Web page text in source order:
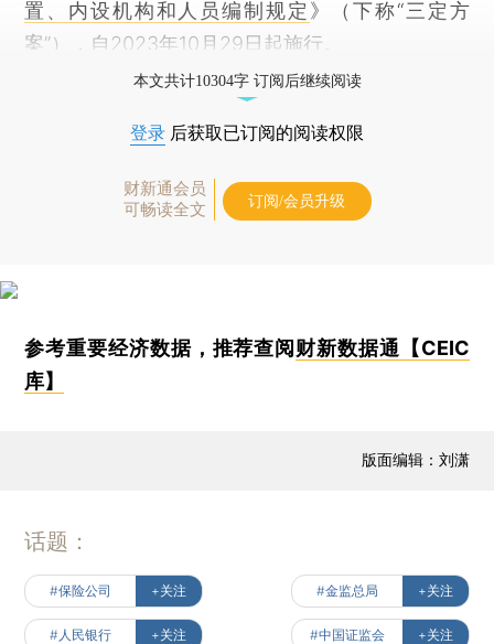
置、内设机构和人员编制规定 》（下称“三定方
案”），自2023年10月29日起施行。
本文共计10304字 订阅后继续阅读
登录 后获取已订阅的阅读权限
财新通会员
可畅读全文
订阅/会员升级
参考重要经济数据，推荐查阅 财新数据通【CEIC
库】
版面编辑：刘潇
话题：
#保险公司 +关注 #金监总局 +关注
#人民银行 +关注 #中国证监会 +关注